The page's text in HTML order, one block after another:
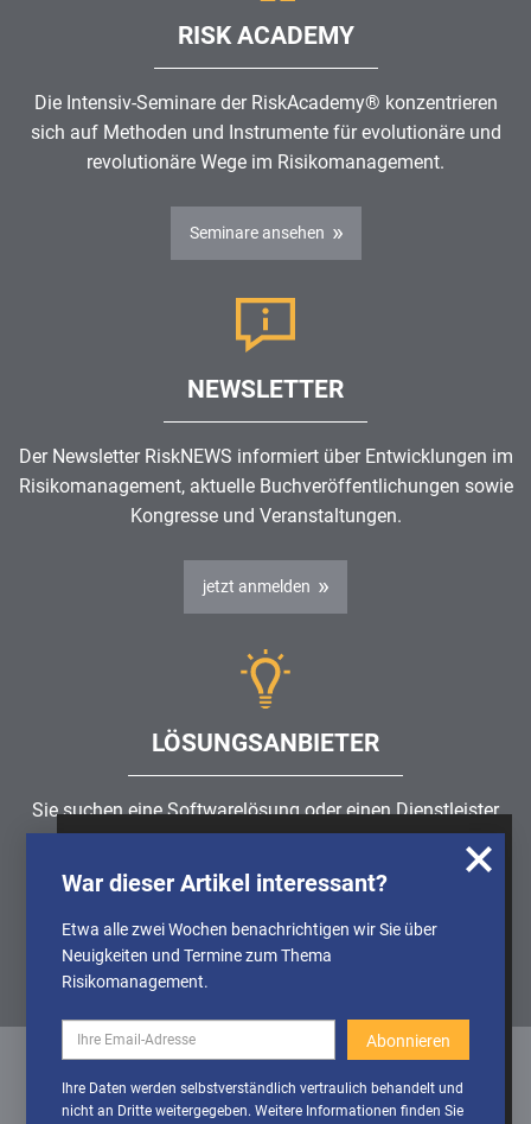
Informationen über die Nutzung unserer
Webseite zu erhalten und unser Angebot so
stetig verbessern zu können. Weitere
Informationen finden Sie in unserer
deaktivieren
Cookies aktivieren
RISK ACADEMY
Die Intensiv-Seminare der RiskAcademy® konzentrieren
sich auf Methoden und Instrumente für evolutionäre und
revolutionäre Wege im Risikomanagement.
Seminare ansehen
NEWSLETTER
Der Newsletter RiskNEWS informiert über Entwicklungen im
Risikomanagement, aktuelle Buchveröffentlichungen sowie
Kongresse und Veranstaltungen.
jetzt anmelden
LÖSUNGSANBIETER
Sie suchen eine Softwarelösung oder einen Dienstleister
rund um die ThemenRisikomanagement,GRC, IKS oder
ISMS?
Partner finden
Datenschutz/Impressum/Sitemap
War dieser Artikel interessant?
Etwa alle zwei Wochen benachrichtigen wir Sie über
Neuigkeiten und Termine zum Thema
Risikomanagement.
Ihre Daten werden selbstverständlich vertraulich behandelt und
nicht an Dritte weitergegeben. Weitere Informationen finden Sie